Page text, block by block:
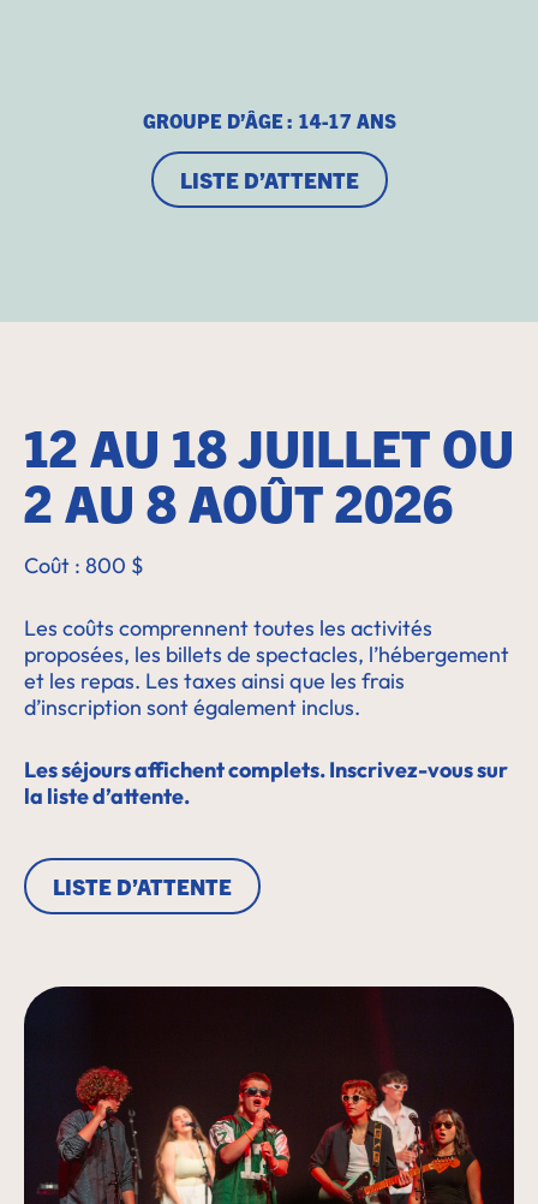
GROUPE D’ÂGE : 14-17 ANS
LISTE D’ATTENTE
12 AU 18 JUILLET OU
2 AU 8 AOÛT 2026
Coût : 800 $
Les coûts comprennent toutes les activités
proposées, les billets de spectacles, l’hébergement
et les repas. Les taxes ainsi que les frais
d’inscription sont également inclus.
Les séjours affichent complets. Inscrivez-vous sur
la liste d’attente.
LISTE D’ATTENTE